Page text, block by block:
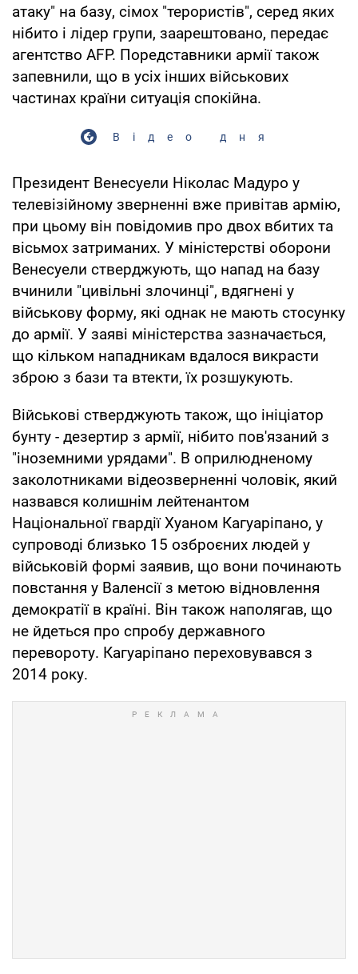
атаку" на базу, сімох "терористів", серед яких
нібито і лідер групи, заарештовано, передає
агентство AFP. Поредставники армії також
запевнили, що в усіх інших військових
частинах країни ситуація спокійна.
Відео дня
Президент Венесуели Ніколас Мадуро у
телевізійному зверненні вже привітав армію,
при цьому він повідомив про двох вбитих та
вісьмох затриманих. У міністерстві оборони
Венесуели стверджують, що напад на базу
вчинили "цивільні злочинці", вдягнені у
військову форму, які однак не мають стосунку
до армії. У заяві міністерства зазначається,
що кільком нападникам вдалося викрасти
зброю з бази та втекти, їх розшукують.
Військові стверджують також, що ініціатор
бунту - дезертир з армії, нібито пов'язаний з
"іноземними урядами". В оприлюдненому
заколотниками відеозверненні чоловік, який
назвався колишнім лейтенантом
Національної гвардії Хуаном Кагуаріпано, у
супроводі близько 15 озброєних людей у
військовій формі заявив, що вони починають
повстання у Валенсії з метою відновлення
демократії в країні. Він також наполягав, що
не йдеться про спробу державного
перевороту. Кагуаріпано переховувався з
2014 року.